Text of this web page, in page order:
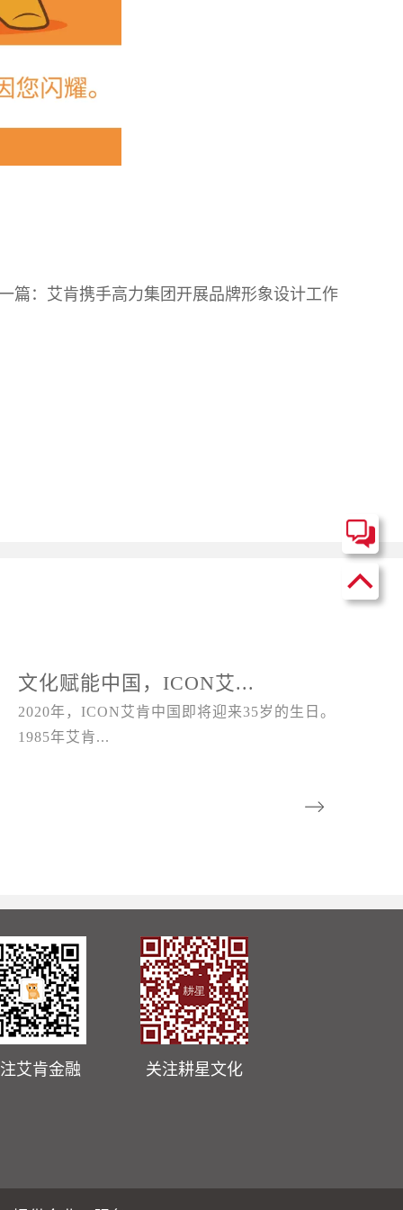
篇： 艾肯携手高力集团开展品牌形象设计工作
文化赋能中国，ICON艾...
2020年，ICON艾肯中国即将迎来35岁的生日。
1985年艾肯...
艾肯金融 关注耕星文化